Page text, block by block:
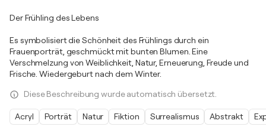
Der Frühling des Lebens
Es symbolisiert die Schönheit des Frühlings durch ein
Frauenporträt, geschmückt mit bunten Blumen. Eine
Verschmelzung von Weiblichkeit, Natur, Erneuerung, Freude und
Frische. Wiedergeburt nach dem Winter.
Diese Beschreibung wurde automatisch übersetzt.
Acryl Porträt Natur Fiktion Surrealismus Abstrakt